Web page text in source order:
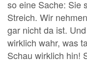
so eine Sache: Sie
Streich. Wir
gar nicht da ist.
wirklich wahr, was
Schau wirklich hin!